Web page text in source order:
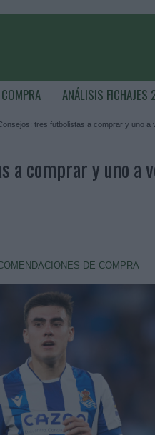
ANÁLISIS
tres futbolistas a comprar y uno a
a comprar y uno a
DE COMPRA